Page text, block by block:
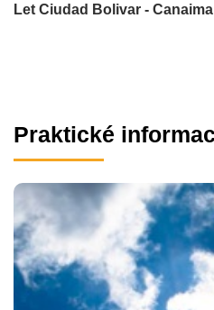
Let Ciudad Bolivar - Canaima
Praktické